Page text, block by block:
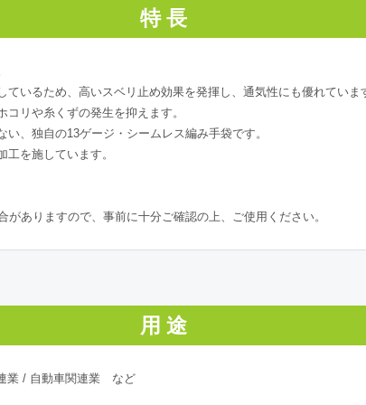
特 長
ているため、高いスベリ止め効果を発揮し、通気性にも優れていま
リや糸くずの発生を抑えます。
、独自の13ゲージ・シームレス編み手袋です。
を施しています。
ありますので、事前に十分ご確認の上、ご使用ください。
用 途
業 / 自動車関連業 など